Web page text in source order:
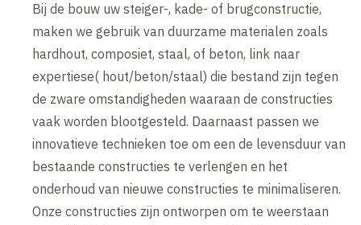
Bij de bouw uw steiger-, kade- of brugconstructie,
maken we gebruik van duurzame materialen zoals
hardhout, composiet, staal, of beton, link naar
expertiese( hout/beton/staal) die bestand zijn tegen
de zware omstandigheden waaraan de constructies
vaak worden blootgesteld. Daarnaast passen we
innovatieve technieken toe om een de levensduur van
bestaande constructies te verlengen en het
onderhoud van nieuwe constructies te minimaliseren.
Onze constructies zijn ontworpen om te weerstaan